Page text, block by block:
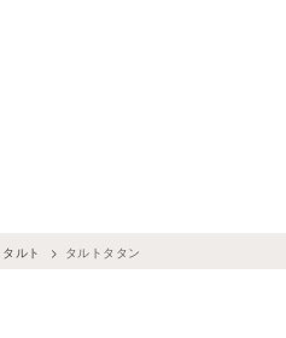
タルト タルトタタン